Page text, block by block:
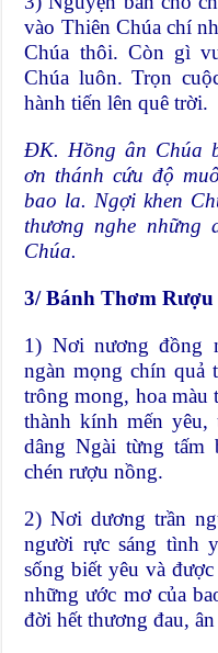
vào Thiên Chúa chí
Chúa thôi. Còn gì
Chúa luôn. Trọn
hành tiến lên quê trời.
ÐK. Hồng ân Chúa
ơn thánh cứu độ
bao la. Ngợi khen
thương nghe những
Chúa.
3/ Bánh Thơm Rượu
1) Nơi nương đồng
ngàn mọng chín quả
trông mong, hoa
thành kính mến yêu,
dâng Ngài từng tấm
chén rượu nồng.
2) Nơi dương trần
người rực sáng tình
sống biết yêu và
những ước mơ của
đời hết thương đau,